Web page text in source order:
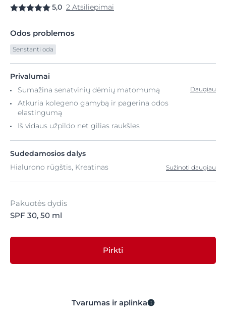
5,0 2 Atsiliepimai
Odos problemos
Senstanti oda
Privalumai
Sumažina senatvinių dėmių matomumą
Atkuria kolegeno gamybą ir pagerina odos
elastingumą
Iš vidaus užpildo net gilias raukšles
Daugiau
Sudedamosios dalys
Hialurono rūgštis, Kreatinas
Sužinoti daugiau
Pakuotės dydis
SPF 30, 50 ml
Pirkti
Tvarumas ir aplinka